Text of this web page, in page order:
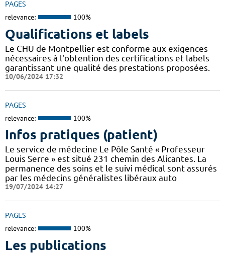
PAGES
relevance: 100%
Qualifications et labels
Le CHU de Montpellier est conforme aux exigences
nécessaires à l'obtention des certifications et labels
garantissant une qualité des prestations proposées.
10/06/2024 17:32
PAGES
relevance: 100%
Infos pratiques (patient)
Le service de médecine Le Pôle Santé « Professeur
Louis Serre » est situé 231 chemin des Alicantes. La
permanence des soins et le suivi médical sont assurés
par les médecins généralistes libéraux auto
19/07/2024 14:27
PAGES
relevance: 100%
Les publications